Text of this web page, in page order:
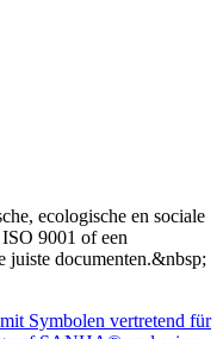
ecologische en sociale
9001 of een
juiste documenten.&nbsp;